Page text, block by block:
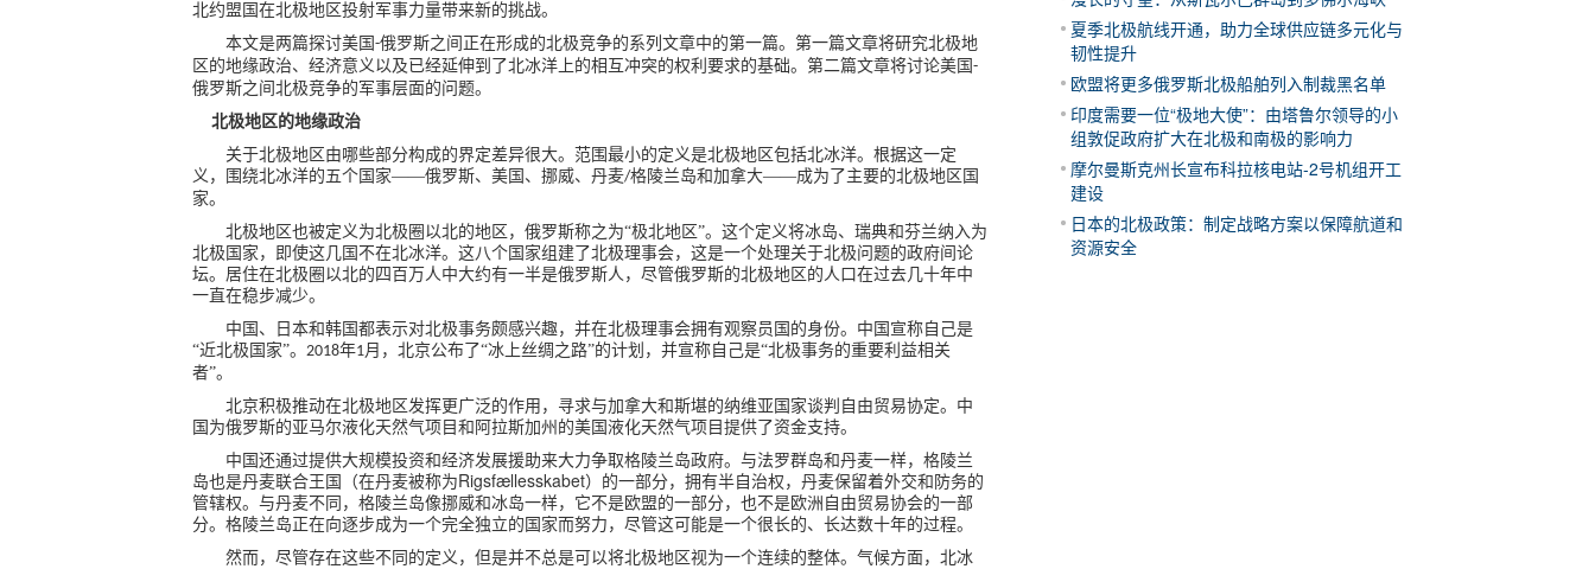
北约盟国在北极地区投射军事力量带来新的挑战。
本文是两篇探讨美国 -俄罗斯之间正在形成的北极竞争的系列文章中的第一篇。第一篇文章将研究北极地
区的地缘政治、经济意义以及已经延伸到了北冰洋上的相互冲突的权利要求的基础。第二篇文章将讨论美国 -
俄罗斯之间北极竞争的军事层面的问题。
北极地区的地缘政治
关于北极地区由哪些部分构成的界定差异很大。范围最小的定义是北极地区包括北冰洋。根据这一定
义，围绕北冰洋的五个国家——俄罗斯、美国、挪威、丹麦/格陵兰岛和加拿大——成为了主要的北极地区国
家。
北极地区也被定义为北极圈以北的地区，俄罗斯称之为“极北地区”。这个定义将冰岛、瑞典和芬兰纳入为
北极国家，即使这几国不在北冰洋。这八个国家组建了北极理事会，这是一个处理关于北极问题的政府间论
坛。居住在北极圈以北的四百万人中大约有一半是俄罗斯人，尽管俄罗斯的北极地区的人口在过去几十年中
一直在稳步减少。
中国、日本和韩国都表示对北极事务颇感兴趣，并在北极理事会拥有观察员国的身份。中国宣称自己是
“近北极国家”。 2018年1月，北京公布了“冰上丝绸之路”的计划，并宣称自己是“北极事务的重要利益相关
者”。
北京积极推动在北极地区发挥更广泛的作用，寻求与加拿大和斯堪的纳维亚国家谈判自由贸易协定。中
国为俄罗斯的亚马尔液化天然气项目和阿拉斯加州的美国液化天然气项目提供了资金支持。
中国还通过提供大规模投资和经济发展援助来大力争取格陵兰岛政府。与法罗群岛和丹麦一样，格陵兰
岛也是丹麦联合王国（在丹麦被称为Rigsfællesskabet）的一部分，拥有半自治权，丹麦保留着外交和防务的
管辖权。与丹麦不同，格陵兰岛像挪威和冰岛一样，它不是欧盟的一部分，也不是欧洲自由贸易协会的一部
分。格陵兰岛正在向逐步成为一个完全独立的国家而努力，尽管这可能是一个很长的、长达数十年的过程。
然而，尽管存在这些不同的定义，但是并不总是可以将北极地区视为一个连续的整体。气候方面，北冰
夏季北极航线开通，助力全球供应链多元化与
韧性提升
欧盟将更多俄罗斯北极船舶列入制裁黑名单
印度需要一位“极地大使”：由塔鲁尔领导的小
组敦促政府扩大在北极和南极的影响力
摩尔曼斯克州长宣布科拉核电站-2号机组开工
建设
日本的北极政策：制定战略方案以保障航道和
资源安全